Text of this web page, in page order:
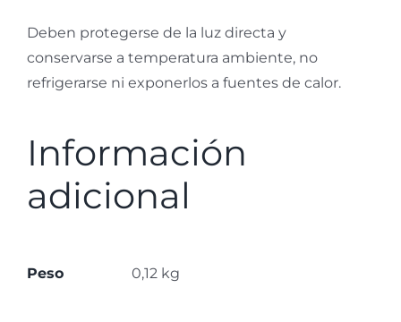
Deben protegerse de la luz directa y
conservarse a temperatura ambiente, no
refrigerarse ni exponerlos a fuentes de calor.
Información
adicional
Peso 0,12 kg